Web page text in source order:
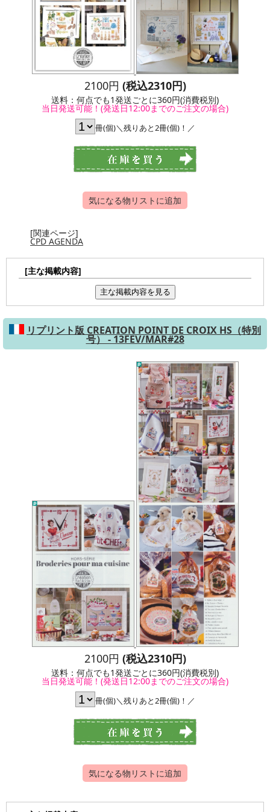
2100円 (税込2310円)
送料：何点でも1発送ごとに360円(消費税別)
当日発送可能！(発送日12:00までのご注文の場合)
冊(個)＼残りあと2冊(個)！／
気になる物リストに追加
[関連ページ]
CPD AGENDA
[主な掲載内容]
主な掲載内容を見る
リプリント版 CREATION POINT DE CROIX HS（特別
号） - 13FEV/MAR#28
2100円 (税込2310円)
送料：何点でも1発送ごとに360円(消費税別)
当日発送可能！(発送日12:00までのご注文の場合)
冊(個)＼残りあと2冊(個)！／
気になる物リストに追加